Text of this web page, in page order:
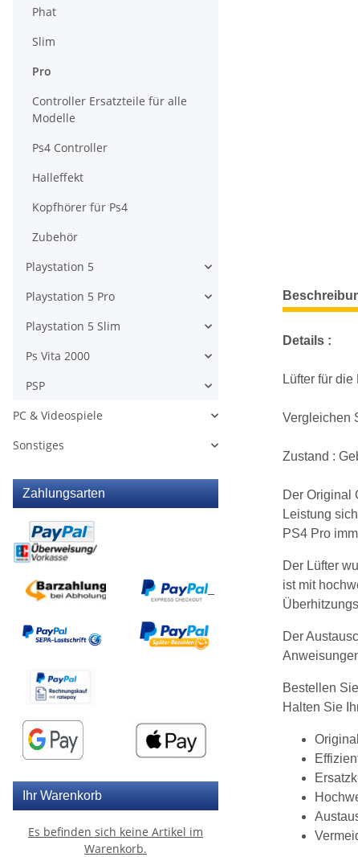
weitere
Details :
Lüfter für
Vergleichen
Zustand :
Der Original
Leistung
PS4 Pro
Der Lüfter
ist mit
Der
Bestellen
Halten Sie
Phat
Slim
Pro
Controller Ersatzteile für alle
Modelle
Ps4 Controller
Halleffekt
Kopfhörer für Ps4
Zubehör
Playstation 5
Playstation 5 Pro
Playstation 5 Slim
Ps Vita 2000
PSP
PC & Videospiele
Sonstiges
Zahlungsarten
Ihr Warenkorb
Es befinden sich keine Artikel im
Warenkorb.